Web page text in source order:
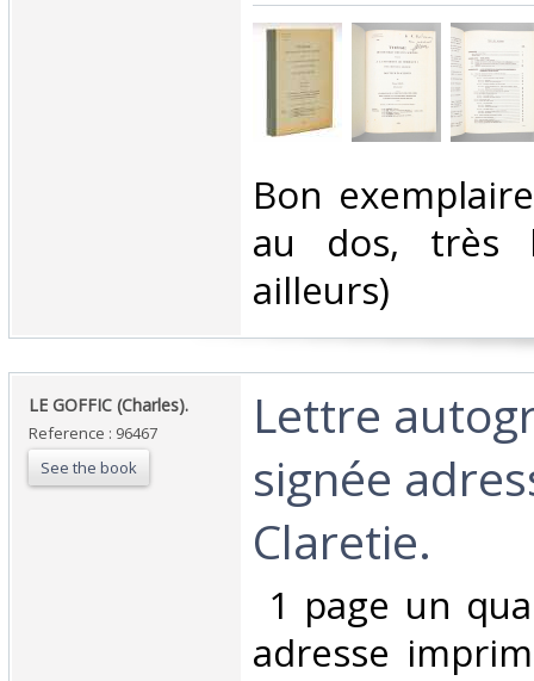
‎Bon
au dos, très
ailleurs)‎
‎LE GOFFIC (Charles).‎
Reference : 96467
See the book
‎Lettre
signée
Claretie. ‎
1 page un
adresse